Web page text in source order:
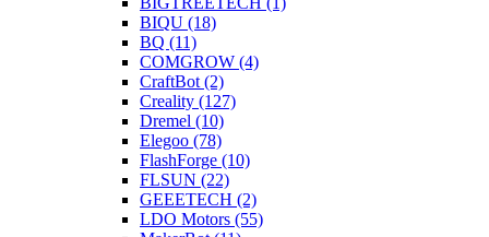
BIQU (18)
BQ (11)
COMGROW (4)
CraftBot (2)
Creality (127)
Dremel (10)
Elegoo (78)
FlashForge (10)
FLSUN (22)
GEEETECH (2)
LDO Motors (55)